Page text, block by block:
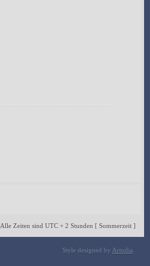
Alle Zeiten sind UTC + 2 Stunden [ Sommerzeit ]
Style designed by Artodia